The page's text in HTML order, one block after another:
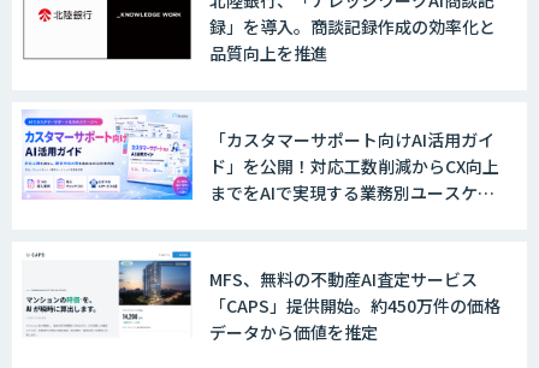
積算AI
『AI』AI・ChatGPTのビジネス活用を戦
略立案から開発・運用までご支援
GAIコンサルティング
録」を導入。商談記録作成の効率化と
品質向上を推進
「カスタマーサポート向けAI活用ガイ
ド」を公開！対応工数削減からCX向上
までをAIで実現する業務別ユースケー
MFS、無料の不動産AI査定サービス
「CAPS」提供開始。約450万件の価格
データから価値を推定